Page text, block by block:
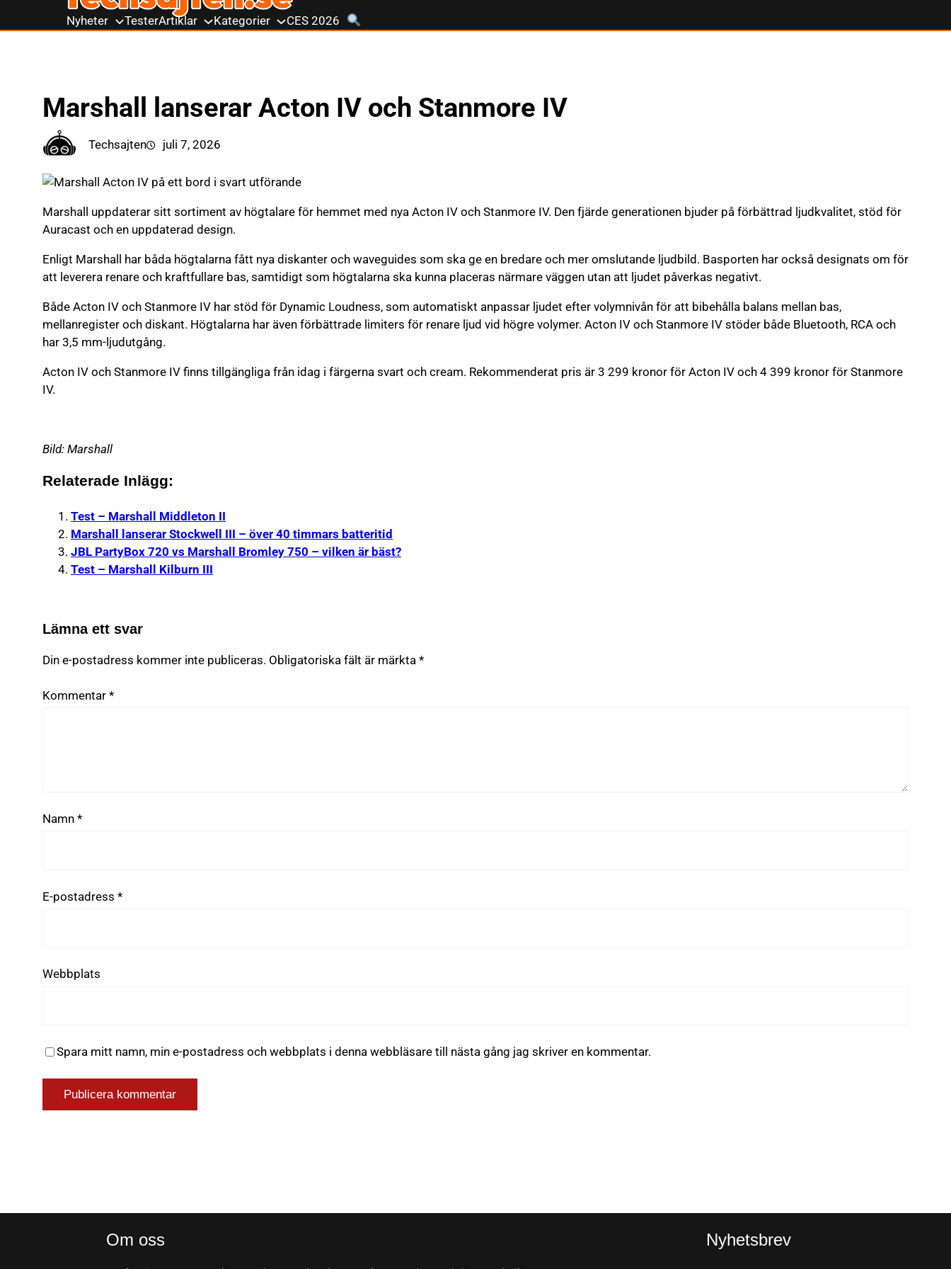
innehåll
Nyheter TesterArtiklar Kategorier CES 2026
Marshall lanserar Acton IV och Stanmore IV
Techsajten juli 7, 2026
Marshall uppdaterar sitt sortiment av högtalare för hemmet med nya Acton IV och Stanmore IV. Den fjärde generationen bjuder på förbättrad ljudkvalitet, stöd för
Auracast och en uppdaterad design.
Enligt Marshall har båda högtalarna fått nya diskanter och waveguides som ska ge en bredare och mer omslutande ljudbild. Basporten har också designats om för
att leverera renare och kraftfullare bas, samtidigt som högtalarna ska kunna placeras närmare väggen utan att ljudet påverkas negativt.
Både Acton IV och Stanmore IV har stöd för Dynamic Loudness, som automatiskt anpassar ljudet efter volymnivån för att bibehålla balans mellan bas,
mellanregister och diskant. Högtalarna har även förbättrade limiters för renare ljud vid högre volymer. Acton IV och Stanmore IV stöder både Bluetooth, RCA och
har 3,5 mm-ljudutgång.
Acton IV och Stanmore IV finns tillgängliga från idag i färgerna svart och cream. Rekommenderat pris är 3 299 kronor för Acton IV och 4 399 kronor för Stanmore
IV.
Bild: Marshall
Relaterade Inlägg:
Test – Marshall Middleton II
Marshall lanserar Stockwell III – över 40 timmars batteritid
JBL PartyBox 720 vs Marshall Bromley 750 – vilken är bäst?
Test – Marshall Kilburn III
Lämna ett svar
Din e-postadress kommer inte publiceras. Obligatoriska fält är märkta *
Kommentar *
Namn *
E-postadress *
Webbplats
Spara mitt namn, min e-postadress och webbplats i denna webbläsare till nästa gång jag skriver en kommentar.
Om oss Nyhetsbrev